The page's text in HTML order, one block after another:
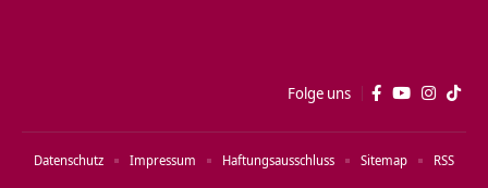
Folge uns
Datenschutz Impressum Haftungsausschluss Sitemap RSS